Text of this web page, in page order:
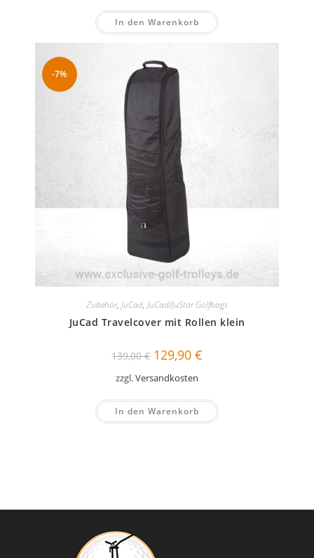
In den Warenkorb
-7%
Zubehör, JuCad, JuCad/JuStar Golfbags
JuCad Travelcover mit Rollen klein
139,00€ Ursprünglicher
Preis
war:
139,00 €
129,90 €
zzgl.Versandkosten
In den Warenkorb